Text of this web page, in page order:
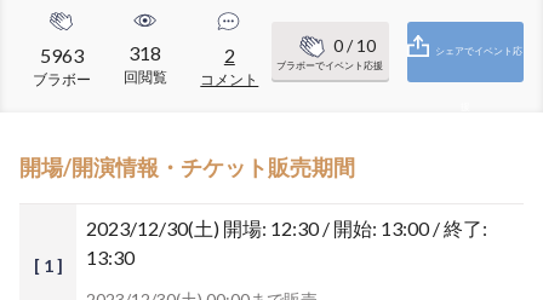
5963
ブラボー
318
回閲覧
2
コメント
0/ 10
ブラボーでイベント応援
シェアでイベント応
開場/開演情報・チケット販売期間
[ 1 ]
2023/12/30(土) 開場: 12:30 / 開始: 13:00 / 終了:
13:30